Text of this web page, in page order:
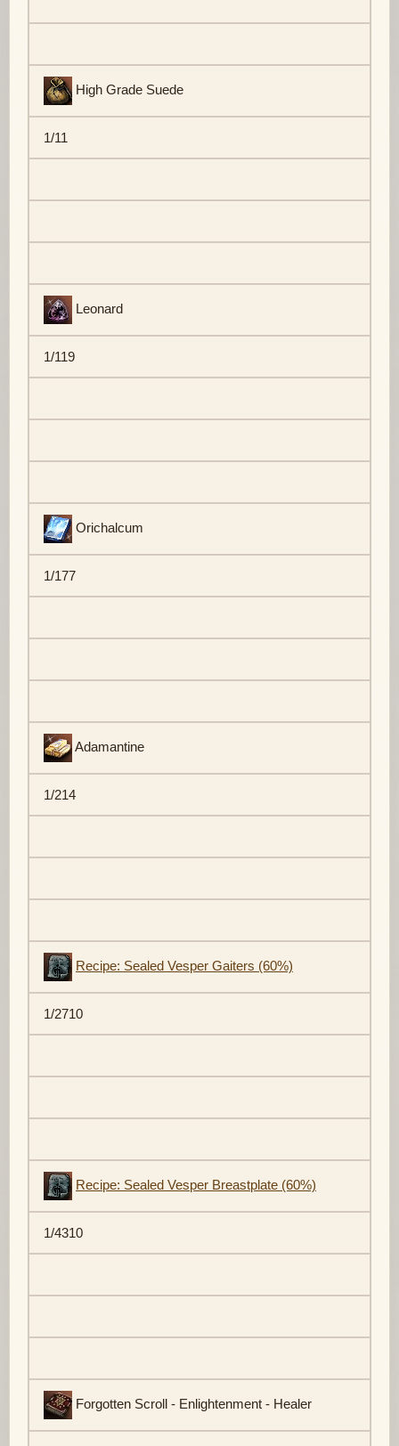
High Grade Suede
1/11
Leonard
1/119
Orichalcum
1/177
Adamantine
1/214
Recipe: Sealed Vesper Gaiters (60%)
1/2710
Recipe: Sealed Vesper Breastplate (60%)
1/4310
Forgotten Scroll - Enlightenment - Healer